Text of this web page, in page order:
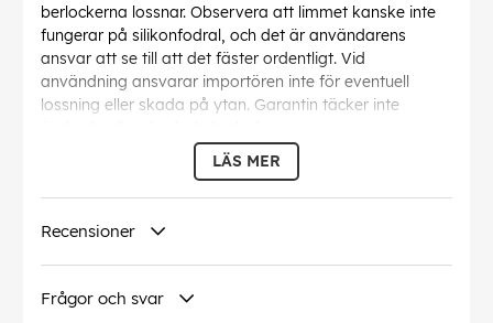
berlockerna lossnar. Observera att limmet kanske inte
fungerar på silikonfodral, och det är användarens
ansvar att se till att det fäster ordentligt. Vid
användning ansvarar importören inte för eventuell
lossning eller skada på ytan. Garantin täcker inte
LÄS MER
Recensioner
Frågor och svar